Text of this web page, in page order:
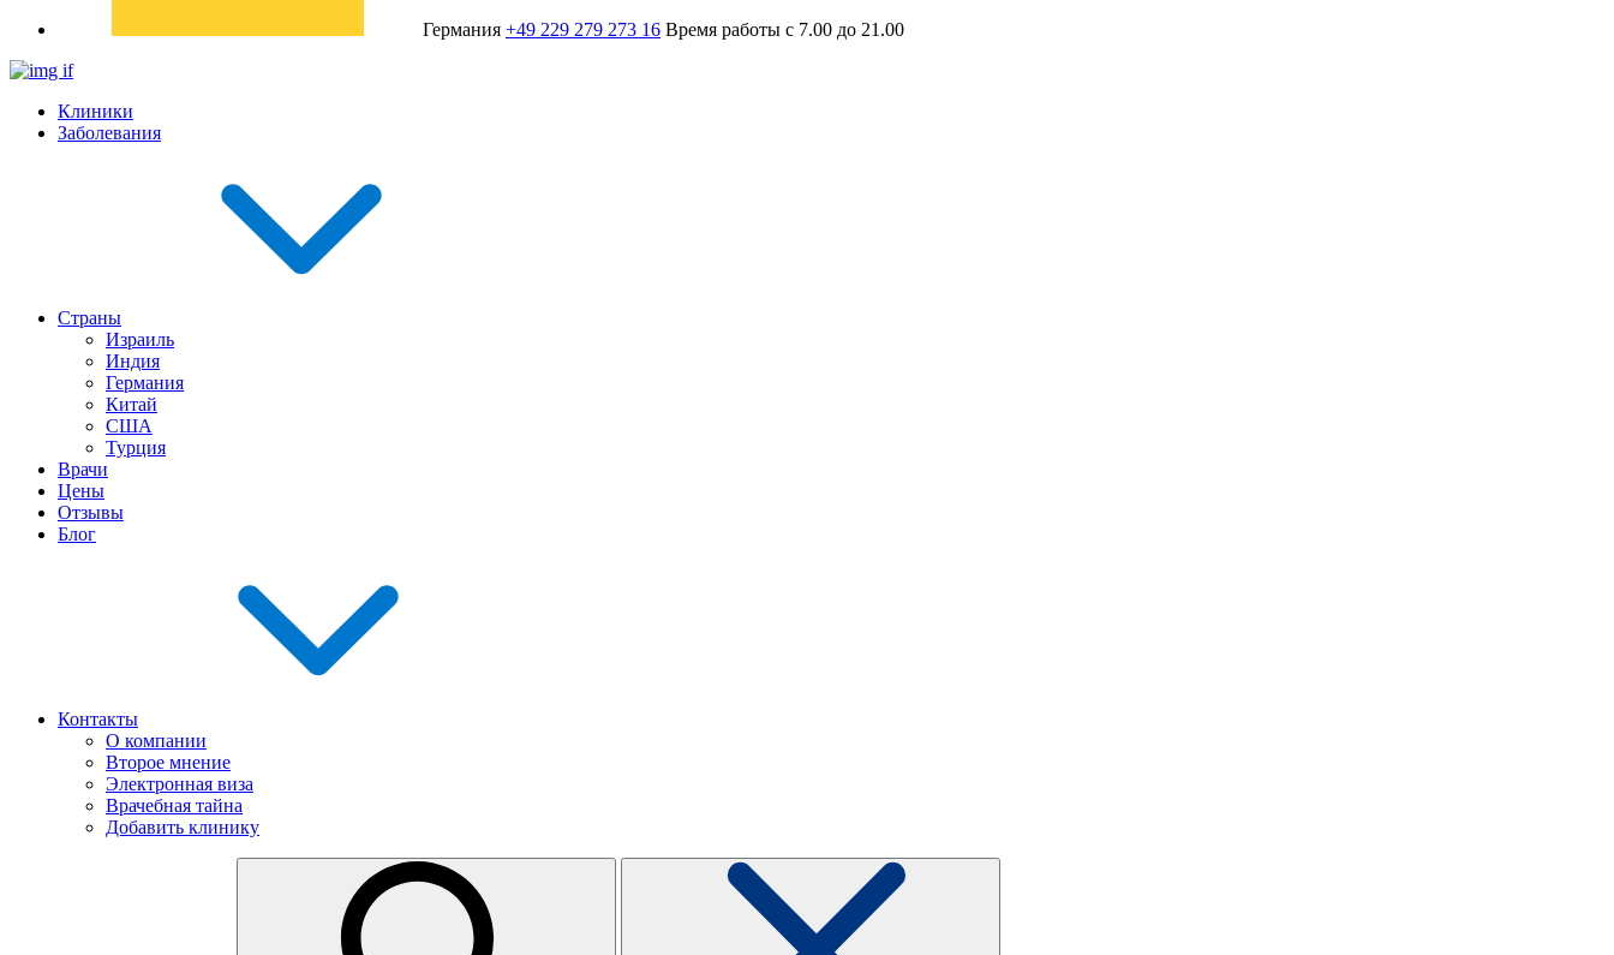
Германия +49 229 279 273 16 Время работы с 7.00 до 21.00
Клиники
Заболевания
Страны
Израиль
Индия
Германия
Китай
США
Турция
Врачи
Цены
Отзывы
Блог
Контакты
О компании
Второе мнение
Электронная виза
Врачебная тайна
Добавить клинику